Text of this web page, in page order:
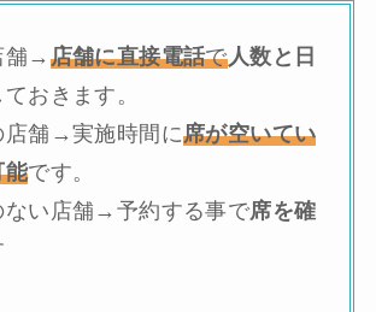
舗→ 店舗に直接電話で人数と日
おきます。
店舗→実施時間に席が空いてい
能です。
ない店舗→予約する事で席を確